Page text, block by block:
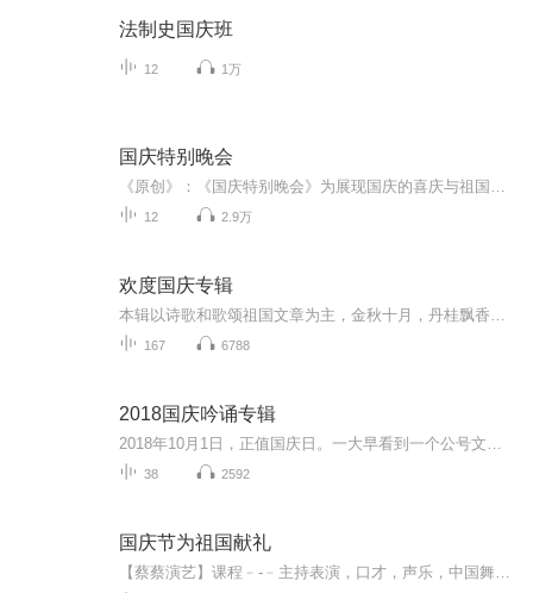
法制史国庆班
12 1万
国庆特别晚会
12 2.9万
欢度国庆专辑
167 6788
2018国庆吟诵专辑
38 2592
国庆节为祖国献礼